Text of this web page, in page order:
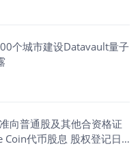
个城市建设Datavault量子
向普通股及其他合资格证
代币股息 股权登记日